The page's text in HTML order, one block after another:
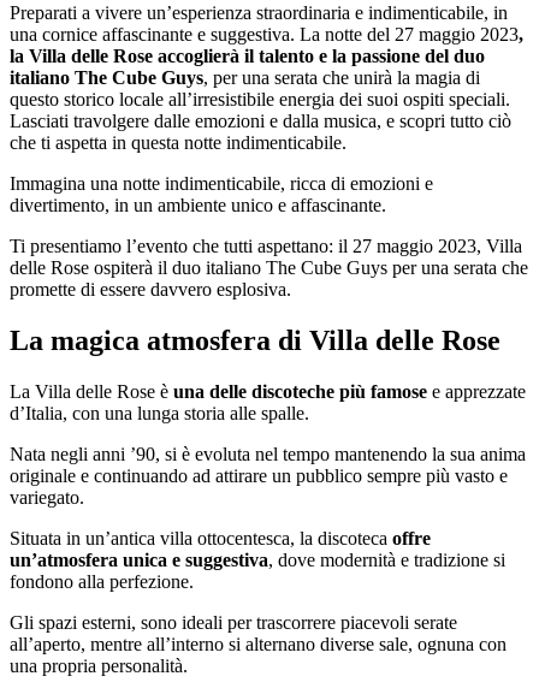
Preparati a vivere un’esperienza straordinaria e indimenticabile, in
una cornice affascinante e suggestiva. La notte del 27 maggio 2023,
la Villa delle Rose accoglierà il talento e la passione del duo
italiano The Cube Guys, per una serata che unirà la magia di
questo storico locale all’irresistibile energia dei suoi ospiti speciali.
Lasciati travolgere dalle emozioni e dalla musica, e scopri tutto ciò
che ti aspetta in questa notte indimenticabile.
Immagina una notte indimenticabile, ricca di emozioni e
divertimento, in un ambiente unico e affascinante.
Ti presentiamo l’evento che tutti aspettano: il 27 maggio 2023, Villa
delle Rose ospiterà il duo italiano The Cube Guys per una serata che
promette di essere davvero esplosiva.
La magica atmosfera di Villa delle Rose
La Villa delle Rose è una delle discoteche più famose e apprezzate
d’Italia, con una lunga storia alle spalle.
Nata negli anni ’90, si è evoluta nel tempo mantenendo la sua anima
originale e continuando ad attirare un pubblico sempre più vasto e
variegato.
Situata in un’antica villa ottocentesca, la discoteca offre
un’atmosfera unica e suggestiva, dove modernità e tradizione si
fondono alla perfezione.
Gli spazi esterni, sono ideali per trascorrere piacevoli serate
all’aperto, mentre all’interno si alternano diverse sale, ognuna con
una propria personalità.